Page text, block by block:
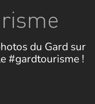
du Gard sur
#gardtourisme !